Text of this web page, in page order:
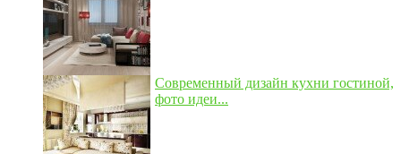
Современный дизайн кухни гостиной,
фото идеи...